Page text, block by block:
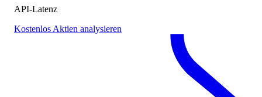
API-Latenz
Kostenlos Aktien analysieren